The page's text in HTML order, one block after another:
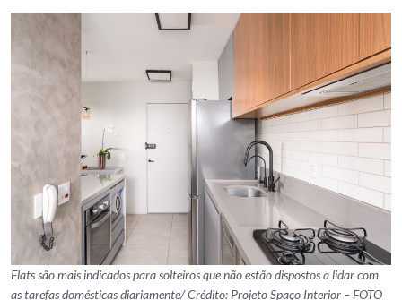
Flats são mais indicados para solteiros que não estão dispostos a lidar com
as tarefas domésticas diariamente/ Crédito: Projeto Spaço Interior – FOTO